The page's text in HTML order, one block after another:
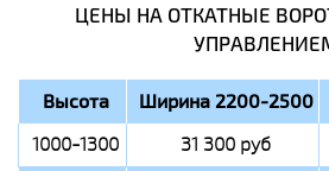
ЦЕНЫ НА ОТКАТНЫЕ
Высота Ширина 2200-2500
1000-1300 31 300 руб